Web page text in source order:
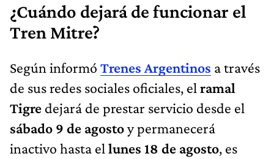
¿Cuándo dejará de funcionar el
Tren Mitre?
Según informó Trenes Argentinos a través
de sus redes sociales oficiales, el ramal
Tigre dejará de prestar servicio desde el
sábado 9 de agostoy permanecerá
inactivo hasta el lunes 18 de agosto, es